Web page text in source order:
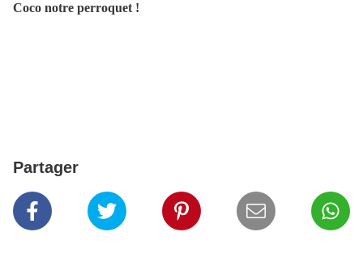
Coco notre perroquet !
Partager